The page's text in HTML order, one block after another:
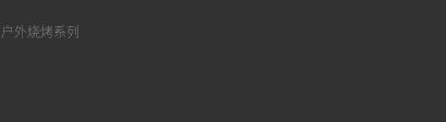
户外烧烤系列